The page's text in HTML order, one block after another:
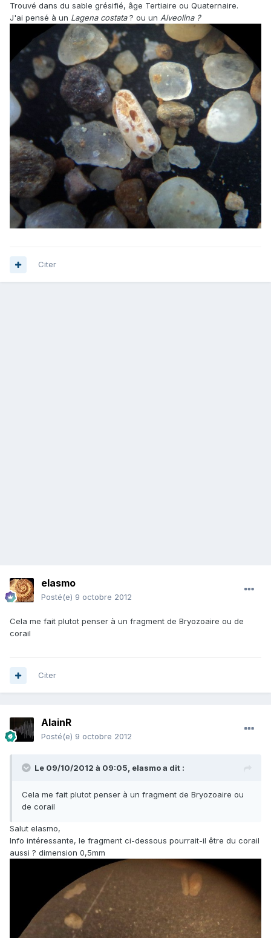
Trouvé dans du sable grésifié, âge Tertiaire ou Quaternaire.
J'ai pensé à un Lagena costata? ou un Alveolina ?
Citer
elasmo
Posté(e) 9 octobre 2012
Cela me fait plutot penser à un fragment de Bryozoaire ou de
corail
Citer
AlainR
Posté(e) 9 octobre 2012
Le 09/10/2012 à 09:05, elasmo a dit :
Cela me fait plutot penser à un fragment de Bryozoaire ou
de corail
Salut elasmo,
Info intéressante, le fragment ci-dessous pourrait-il être du corail
aussi ? dimension 0,5mm